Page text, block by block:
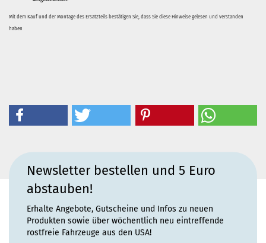
Mit dem Kauf und der Montage des Ersatzteils bestätigen Sie, dass Sie diese Hinweise gelesen und verstanden
haben
Newsletter bestellen und 5 Euro
abstauben!
Erhalte Angebote, Gutscheine und Infos zu neuen
Produkten sowie über wöchentlich neu eintreffende
rostfreie Fahrzeuge aus den USA!